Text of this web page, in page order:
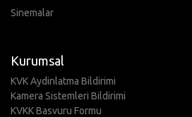
Sinemalar
Kurumsal
KVK Aydinlatma Bildirimi
Kamera Sistemleri Bildirimi
KVKK Basvuru Formu